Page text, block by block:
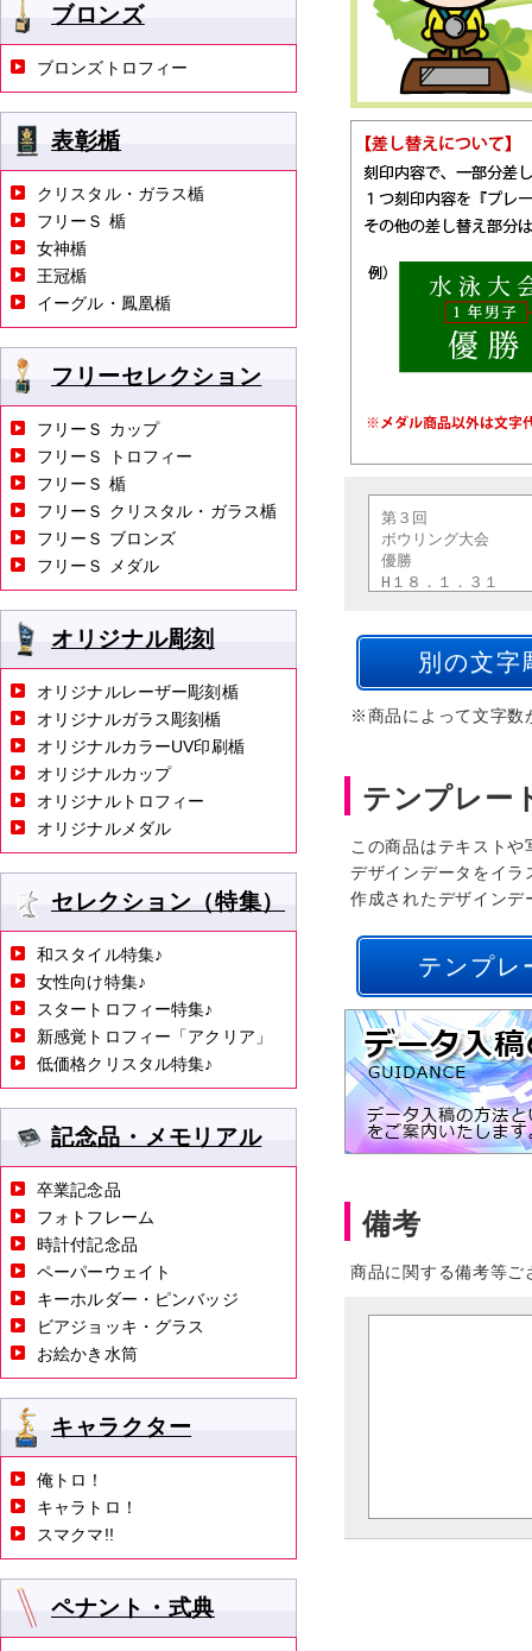
※商品によって文字数
テンプレー
この商品はテキスト
デザインデータをイラ
作成されたデザインデ
テンプレ
備考
商品に関する備考等ご
ブロンズ
ブロンズトロフィー
表彰楯
クリスタル・ガラス楯
フリーＳ 楯
女神楯
王冠楯
イーグル・鳳凰楯
フリーセレクション
フリーＳ カップ
フリーＳ トロフィー
フリーＳ 楯
フリーＳ クリスタル・ガラス楯
フリーＳ ブロンズ
フリーＳ メダル
オリジナル彫刻
オリジナルレーザー彫刻楯
オリジナルガラス彫刻楯
オリジナルカラーUV印刷楯
オリジナルカップ
オリジナルトロフィー
オリジナルメダル
セレクション（特集）
和スタイル特集♪
女性向け特集♪
スタートロフィー特集♪
新感覚トロフィー「アクリア」
低価格クリスタル特集♪
記念品・メモリアル
卒業記念品
フォトフレーム
時計付記念品
ペーパーウェイト
キーホルダー・ピンバッジ
ビアジョッキ・グラス
お絵かき水筒
キャラクター
俺トロ！
キャラトロ！
スマクマ!!
ペナント・式典